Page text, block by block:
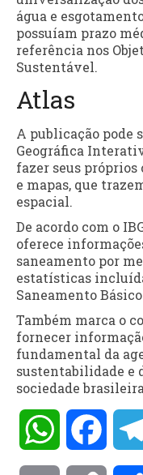
água e
possuíam prazo
referência nos
Sustentável.
Atlas
A publicação pode
Geográfica
fazer seus
e mapas, que
espacial.
De acordo com o
oferece
saneamento por
estatísticas
Saneamento
Também marca o
fornecer
fundamental da
sustentabilidade e
sociedade
WhatsApp